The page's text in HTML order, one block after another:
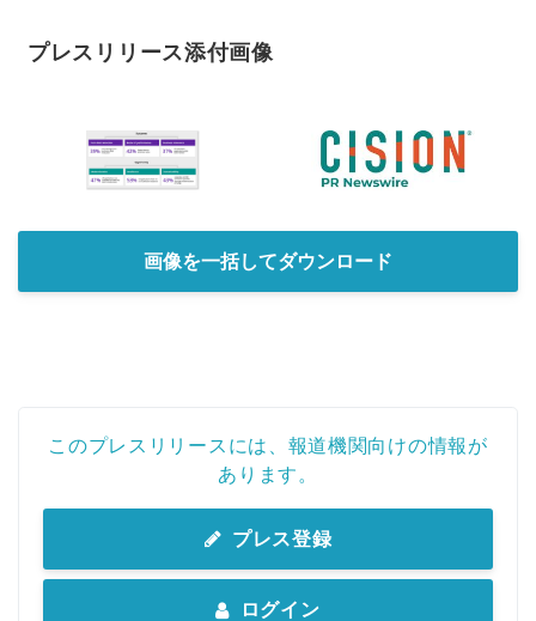
プレスリリース添付画像
画像を一括してダウンロード
このプレスリリースには、報道機関向けの情報が
あります。
プレス登録
ログイン
Japanese